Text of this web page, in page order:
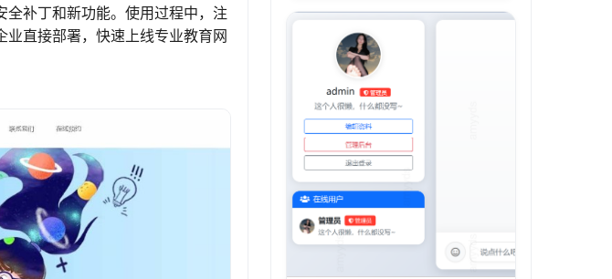
全补丁和新功能。使用过程中，注
直接部署，快速上线专业教育网